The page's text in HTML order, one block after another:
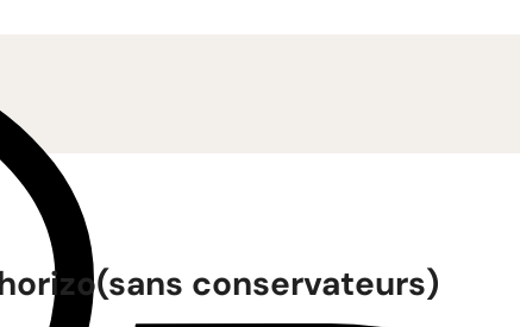
conservateurs)